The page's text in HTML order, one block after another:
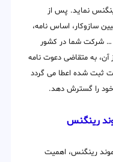
نماید. پس از
سازوکار، اساس نامه،
… شرکت شما در کشور
به متقاضی دعوت نامه
ثبت شده اعطا می گردد
را گسترش دهد.
رینگنس
رینگنس، اهمیت